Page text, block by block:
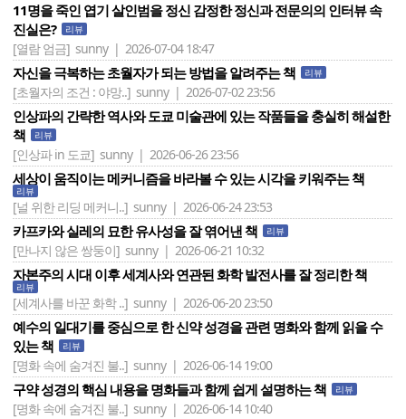
11명을 죽인 엽기 살인범을 정신 감정한 정신과 전문의의 인터뷰 속
진실은?
리뷰
[열람 엄금] sunny | 2026-07-04 18:47
자신을 극복하는 초월자가 되는 방법을 알려주는 책 리뷰
[초월자의 조건 : 야망..] sunny | 2026-07-02 23:56
인상파의 간략한 역사와 도쿄 미술관에 있는 작품들을 충실히 해설한
책
리뷰
[인상파 in 도쿄] sunny | 2026-06-26 23:56
세상이 움직이는 메커니즘을 바라볼 수 있는 시각을 키워주는 책
리뷰
[널 위한 리딩 메커니..] sunny | 2026-06-24 23:53
카프카와 실레의 묘한 유사성을 잘 엮어낸 책 리뷰
[만나지 않은 쌍둥이] sunny | 2026-06-21 10:32
자본주의 시대 이후 세계사와 연관된 화학 발전사를 잘 정리한 책
리뷰
[세계사를 바꾼 화학 ..] sunny | 2026-06-20 23:50
예수의 일대기를 중심으로 한 신약 성경을 관련 명화와 함께 읽을 수
있는 책
리뷰
[명화 속에 숨겨진 불..] sunny | 2026-06-14 19:00
구약 성경의 핵심 내용을 명화들과 함께 쉽게 설명하는 책 리뷰
[명화 속에 숨겨진 불..] sunny | 2026-06-14 10:40